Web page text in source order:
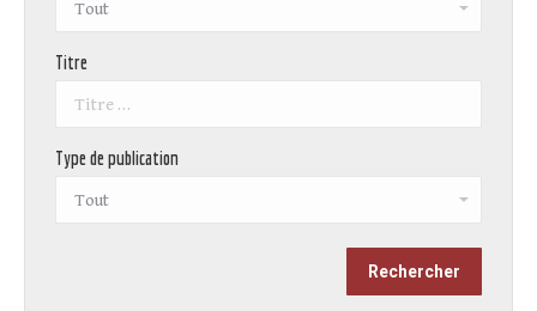
Titre
Type de publication